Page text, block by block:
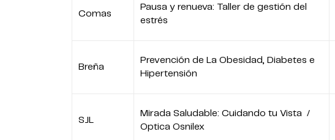
Comas
Pausa y renueva: Taller de gestión del
estrés
Breña
Prevención de La Obesidad, Diabetes e
Hipertensión
SJL
Mirada Saludable: Cuidando tu Vista /
Optica Osnilex